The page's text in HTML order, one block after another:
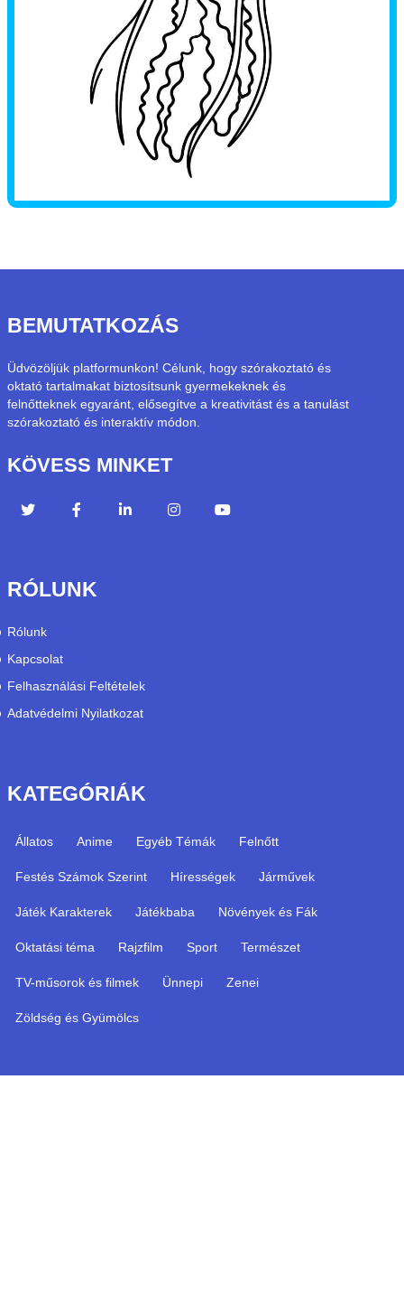
BEMUTATKOZÁS
Üdvözöljük platformunkon! Célunk, hogy szórakoztató és
oktató tartalmakat biztosítsunk gyermekeknek és
felnőtteknek egyaránt, elősegítve a kreativitást és a tanulást
szórakoztató és interaktív módon.
KÖVESS MINKET
RÓLUNK
Rólunk
Kapcsolat
Felhasználási Feltételek
Adatvédelmi Nyilatkozat
KATEGÓRIÁK
Állatos Anime Egyéb Témák Felnőtt
Festés Számok Szerint Hírességek Járművek
Játék Karakterek Játékbaba Növények és Fák
Oktatási téma Rajzfilm Sport Természet
TV-műsorok és filmek Ünnepi Zenei
Zöldség és Gyümölcs